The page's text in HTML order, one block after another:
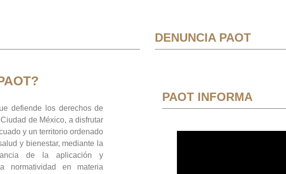
defiende los derechos de
de México, a disfrutar
y un territorio ordenado
y bienestar, mediante la
de la aplicación y
normatividad en materia
DENUNCIA PAOT
PAOT INFORMA